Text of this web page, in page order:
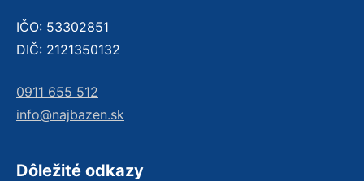
IČO: 53302851
DIČ: 2121350132
0911 655 512
info@najbazen.sk
Dôležité odkazy